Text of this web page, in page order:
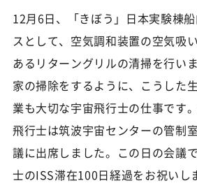
12月6日、「きぼう」日本実験棟
スとして、空気調和装置の空気吸
あるリターングリルの清掃を行い
家の掃除をするように、こうした
業も大切な宇宙飛行士の仕事です
飛行士は筑波宇宙センターの管制
議に出席しました。この日の会議
士のISS滞在100日経過をお祝いし